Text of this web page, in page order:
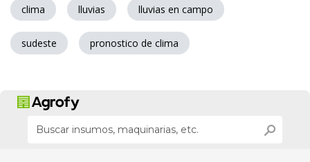
clima lluvias lluvias en campo
sudeste pronostico de clima